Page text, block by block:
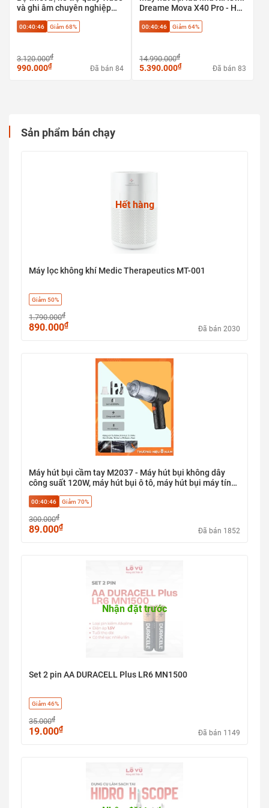
và ghi âm chuyên nghiệp
máy ảnh & điện thoại
00:40:45 Giảm 68%
3.120.000₫
990.000₫ Đã bán 84
Dreame Mova X40 Pro - Hút
Phù hợp sàn gạch, sàn gỗ,
00:40:45 Giảm 64%
14.990.000₫
5.390.000₫ Đã bán 83
Sản phẩm bán chạy
Hết hàng
Máy lọc không khí Medic Therapeutics MT-001
Giảm 50%
1.790.000₫
890.000₫ Đã bán 2030
Máy hút bụi cầm tay M2037 - Máy hút bụi không dây
công suất 120W, máy hút bụi ô tô, máy hút bụi máy tính,
00:40:45 Giảm 70%
300.000₫
89.000₫ Đã bán 1852
Nhận đặt trước
Set 2 pin AA DURACELL Plus LR6 MN1500
Giảm 46%
35.000₫
19.000₫ Đã bán 1149